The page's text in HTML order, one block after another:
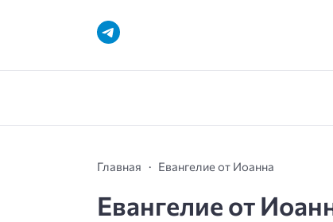
Главная Евангелие от Иоанна
Евангелие от